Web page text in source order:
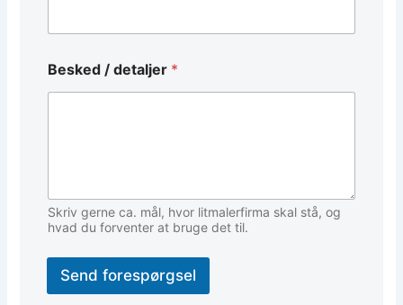
e
s
a
l
e
*
Besked / detaljer *
Skriv gerne ca. mål, hvor litmalerfirma skal stå, og
hvad du forventer at bruge det til.
Send forespørgsel